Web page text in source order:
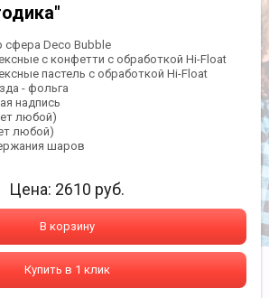
сфера Deco Bubble
с конфетти с обработкой Hi-Float
пастель с обработкой Hi-Float
- фольга
надпись
любой)
любой)
шаров
Цена: 2610 руб.
В корзину
Купить в 1 клик